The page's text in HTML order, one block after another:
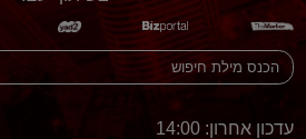
עדכון אחרון: 14:00